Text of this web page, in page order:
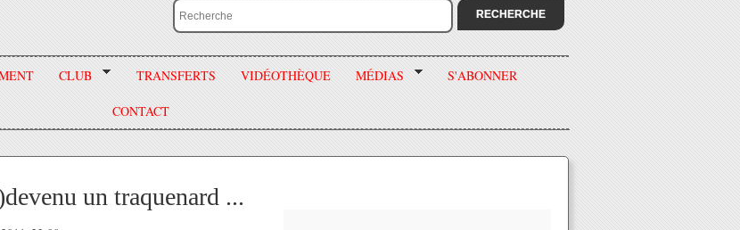
CLUB TRANSFERTS VIDÉOTHÈQUE MÉDIAS S'ABONNER
CONTACT
un traquenard ...